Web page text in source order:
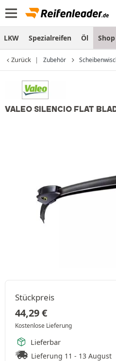
LKW Spezialreifen Öl Shop
Zurück Zubehör
VALEO SILENCIO FLAT
Stückpreis
44,29€
Kostenlose Lieferung
Lieferbar
Lieferung 11 - 13 August